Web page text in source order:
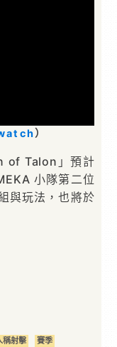
）
of Talon」預計
小隊第二位
與玩法，也將於
稱射擊
賽季